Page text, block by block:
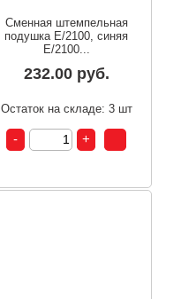
Сменная штемпельная
подушка E/2100, синяя
E/2100...
232.00 руб.
Остаток на складе: 3 шт